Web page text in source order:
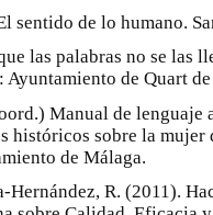
sentido de lo humano.
las palabras no se las
Ayuntamiento de Quart
Manual de
históricos sobre la
de Málaga.
R. (2011).